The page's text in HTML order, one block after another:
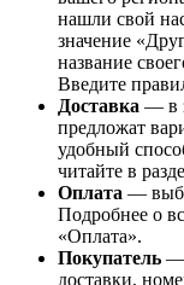
нашли свой
значение
название
Введите
Доставка — в
предложат
удобный
читайте в
Оплата —
Подробнее о
«Оплата».
Покупатель —
доставки,